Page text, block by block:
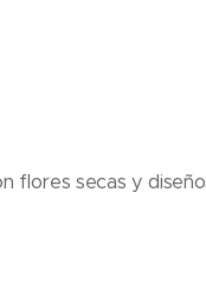
flores secas y